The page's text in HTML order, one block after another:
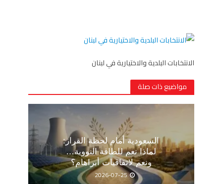
الانتخابات البلدية والاختيارية في لبنان
مواضيع ذات صلة
السعودية أمام لحظة القرار:
لماذا نعم للطاقة النووية…
ونعم لاتفاقيات أبراهام؟
2026-07-25